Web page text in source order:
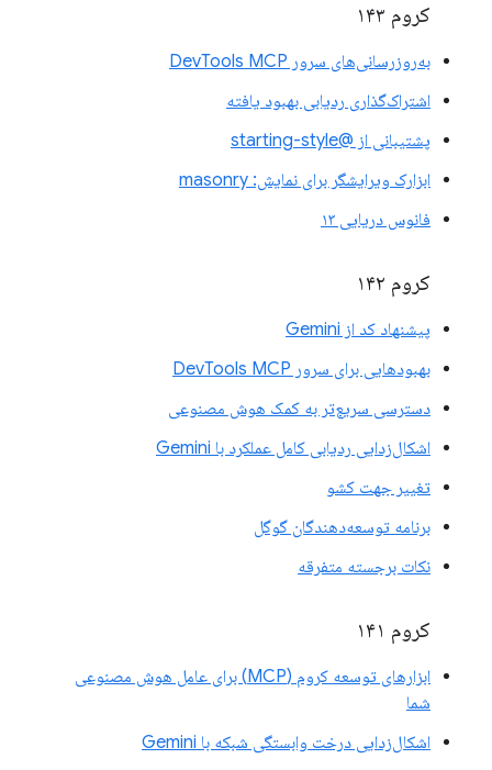
کروم ۱۴۳
به‌روزرسانی‌های سرور DevTools MCP
اشتراک‌گذاری ردیابی بهبود یافته
پشتیبانی از @starting-style
ابزارک ویرایشگر برای نمایش: masonry
فانوس دریایی ۱۳
کروم ۱۴۲
پیشنهاد کد از Gemini
بهبودهایی برای سرور DevTools MCP
دسترسی سریع‌تر به کمک هوش مصنوعی
اشکال‌زدایی ردیابی کامل عملکرد با Gemini
تغییر جهت کشو
برنامه توسعه‌دهندگان گوگل
نکات برجسته متفرقه
کروم ۱۴۱
ابزارهای توسعه کروم (MCP) برای عامل هوش مصنوعی
شما
اشکال‌زدایی درخت وابستگی شبکه با Gemini